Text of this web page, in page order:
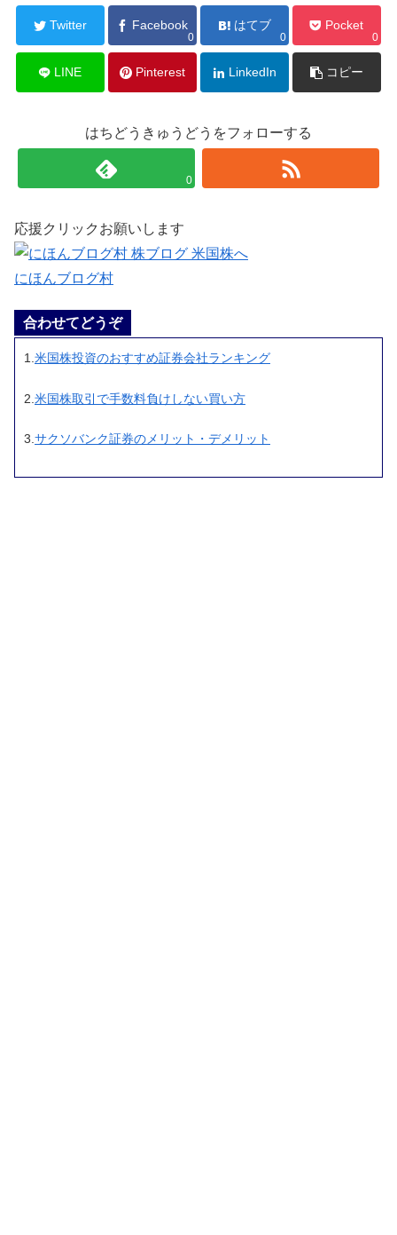
Twitter Facebook
0
はてブ
0
Pocket
0
LINE Pinterest LinkedIn コピー
はちどうきゅうどうをフォローする
0
応援クリックお願いします
にほんブログ村
合わせてどうぞ
1.米国株投資のおすすめ証券会社ランキング
2. 米国株取引で手数料負けしない買い方
3. サクソバンク証券のメリット・デメリット